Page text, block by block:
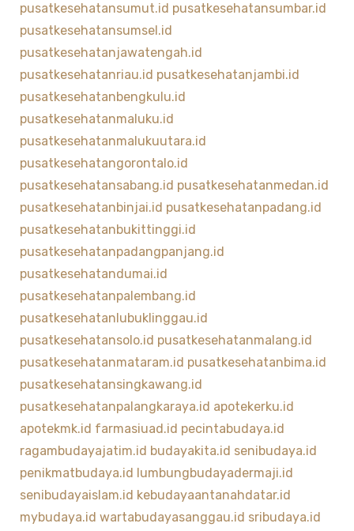
pusatkesehatansumut.id pusatkesehatansumbar.id
pusatkesehatansumsel.id
pusatkesehatanjawatengah.id
pusatkesehatanriau.id pusatkesehatanjambi.id
pusatkesehatanbengkulu.id
pusatkesehatanmaluku.id
pusatkesehatanmalukuutara.id
pusatkesehatangorontalo.id
pusatkesehatansabang.id pusatkesehatanmedan.id
pusatkesehatanbinjai.id pusatkesehatanpadang.id
pusatkesehatanbukittinggi.id
pusatkesehatanpadangpanjang.id
pusatkesehatandumai.id
pusatkesehatanpalembang.id
pusatkesehatanlubuklinggau.id
pusatkesehatansolo.id pusatkesehatanmalang.id
pusatkesehatanmataram.id pusatkesehatanbima.id
pusatkesehatansingkawang.id
pusatkesehatanpalangkaraya.id apotekerku.id
apotekmk.id farmasiuad.id pecintabudaya.id
ragambudayajatim.id budayakita.id senibudaya.id
penikmatbudaya.id
lumbungbudayadermaji.id
senibudayaislam.id kebudayaantanahdatar.id
mybudaya.id wartabudayasanggau.id sribudaya.id